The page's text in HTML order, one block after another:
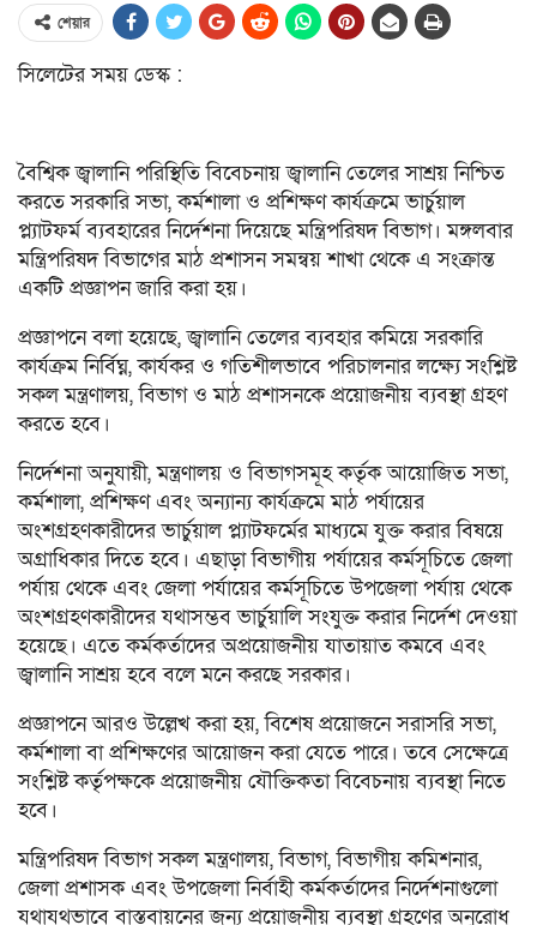
শেয়ার
সিলেটের সময় ডেস্ক :
বৈশ্বিক জ্বালানি পরিস্থিতি বিবেচনায় জ্বালানি তেলের সাশ্রয় নিশ্চিত
করতে সরকারি সভা, কর্মশালা ও প্রশিক্ষণ কার্যক্রমে ভার্চুয়াল
প্ল্যাটফর্ম ব্যবহারের নির্দেশনা দিয়েছে মন্ত্রিপরিষদ বিভাগ। মঙ্গলবার
মন্ত্রিপরিষদ বিভাগের মাঠ প্রশাসন সমন্বয় শাখা থেকে এ সংক্রান্ত
একটি প্রজ্ঞাপন জারি করা হয়।
প্রজ্ঞাপনে বলা হয়েছে, জ্বালানি তেলের ব্যবহার কমিয়ে সরকারি
কার্যক্রম নির্বিঘ্ন, কার্যকর ও গতিশীলভাবে পরিচালনার লক্ষ্যে সংশ্লিষ্ট
সকল মন্ত্রণালয়, বিভাগ ও মাঠ প্রশাসনকে প্রয়োজনীয় ব্যবস্থা গ্রহণ
করতে হবে।
নির্দেশনা অনুযায়ী, মন্ত্রণালয় ও বিভাগসমূহ কর্তৃক আয়োজিত সভা,
কর্মশালা, প্রশিক্ষণ এবং অন্যান্য কার্যক্রমে মাঠ পর্যায়ের
অংশগ্রহণকারীদের ভার্চুয়াল প্ল্যাটফর্মের মাধ্যমে যুক্ত করার বিষয়ে
অগ্রাধিকার দিতে হবে। এছাড়া বিভাগীয় পর্যায়ের কর্মসূচিতে জেলা
পর্যায় থেকে এবং জেলা পর্যায়ের কর্মসূচিতে উপজেলা পর্যায় থেকে
অংশগ্রহণকারীদের যথাসম্ভব ভার্চুয়ালি সংযুক্ত করার নির্দেশ দেওয়া
হয়েছে। এতে কর্মকর্তাদের অপ্রয়োজনীয় যাতায়াত কমবে এবং
জ্বালানি সাশ্রয় হবে বলে মনে করছে সরকার।
প্রজ্ঞাপনে আরও উল্লেখ করা হয়, বিশেষ প্রয়োজনে সরাসরি সভা,
কর্মশালা বা প্রশিক্ষণের আয়োজন করা যেতে পারে। তবে সেক্ষেত্রে
সংশ্লিষ্ট কর্তৃপক্ষকে প্রয়োজনীয় যৌক্তিকতা বিবেচনায় ব্যবস্থা নিতে
হবে।
মন্ত্রিপরিষদ বিভাগ সকল মন্ত্রণালয়, বিভাগ, বিভাগীয় কমিশনার,
জেলা প্রশাসক এবং উপজেলা নির্বাহী কর্মকর্তাদের নির্দেশনাগুলো
যথাযথভাবে বাস্তবায়নের জন্য প্রয়োজনীয় ব্যবস্থা গ্রহণের অনুরোধ